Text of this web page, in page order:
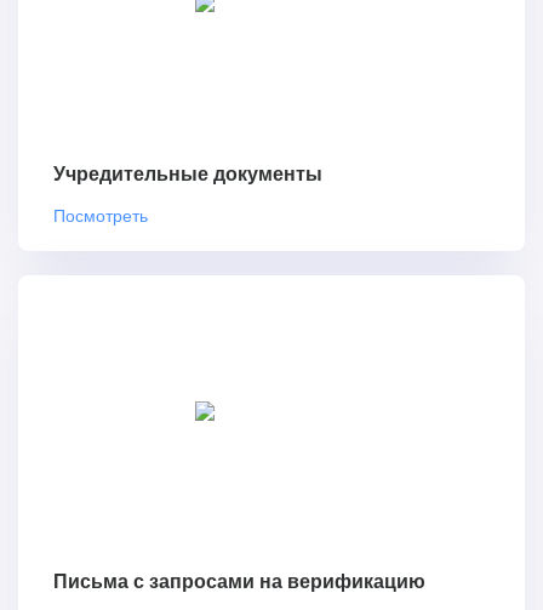
Учредительные документы
Посмотреть
Письма с запросами на верификацию